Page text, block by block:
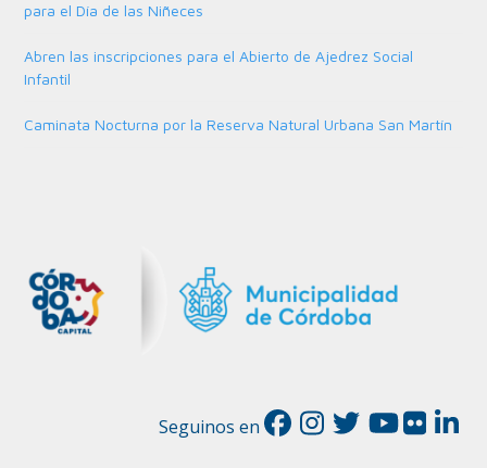
para el Día de las Niñeces
Abren las inscripciones para el Abierto de Ajedrez Social
Infantil
Caminata Nocturna por la Reserva Natural Urbana San Martín
Seguinos en